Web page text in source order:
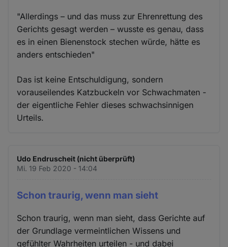
"Allerdings – und das muss zur Ehrenrettung des
Gerichts gesagt werden – wusste es genau, dass
es in einen Bienenstock stechen würde, hätte es
anders entschieden"
Das ist keine Entschuldigung, sondern
vorauseilendes Katzbuckeln vor Schwachmaten -
der eigentliche Fehler dieses schwachsinnigen
Urteils.
Udo Endruscheit (nicht überprüft)
Mi. 19 Feb 2020 - 14:04
Schon traurig, wenn man sieht
Schon traurig, wenn man sieht, dass Gerichte auf
der Grundlage vermeintlichen Wissens und
gefühlter Wahrheiten urteilen - und dabei